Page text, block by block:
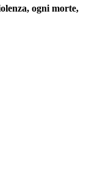
ogni morte,